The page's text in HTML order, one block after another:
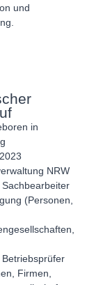
und
in
NRW
(Personen,
Firmen,